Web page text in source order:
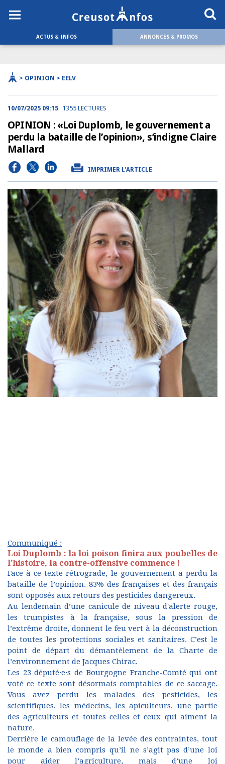
ACTUS & INFOS ANNONCES & PROMOS
> OPINION > EELV
10/07/2025 09:15 1355 LECTURES
OPINION : «Loi Duplomb, le gouvernement a
perdu la bataille de l’opinion», s’indigne Claire
Mallard
IMPRIMER L'ARTICLE
Communiqué :
Loi Duplomb : la loi poison finira aux poubelles de
l’histoire, la contre-offensive commence !
Face à ce texte rétrograde, le gouvernement a perdu la
bataille de l’opinion. 83% des françaises et des français
sont opposés aux retours des pesticides dangereux.
Au lendemain d’une canicule de niveau d'alerte rouge,
les trumpistes à la française, sous la pression de
l’extrême droite, donnent le feu vert à la déconstruction
de toutes les protections sociales et sanitaires. C’est le
point de départ du démantèlement de la Charte de
l’environnement de Jacques Chirac.
Les 23 député·e·s de Bourgogne Franche-Comté qui ont
voté ce texte sont désormais comptables de ce saccage.
Vous avez perdu les malades des pesticides, les
scientifiques, les médecins, les apiculteurs, une partie
des agriculteurs et toutes celles et ceux qui aiment la
nature.
Derrière le camouflage de la levée des contraintes, tout
le monde a bien compris qu’il ne s’agit pas d’une loi
pour aider l’agriculture, mais d’une loi